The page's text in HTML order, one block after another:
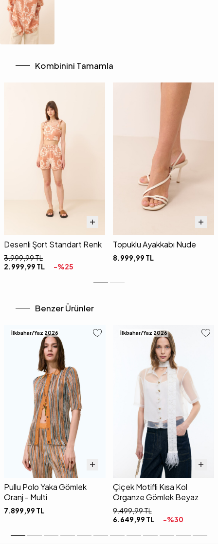
Kombinini Tamamla
Desenli Şort Standart Renk
3.999,99TL
2.999,99 TL -%25
Topuklu Ayakkabı Nude
8.999,99 TL
Benzer Ürünler
İlkbahar/Yaz 2026
Pullu Polo Yaka Gömlek
Oranj - Multi
7.899,99 TL
İlkbahar/Yaz 2026
Çiçek Motifli Kısa Kol
Organze Gömlek Beyaz
9.499,99TL
6.649,99 TL -%30